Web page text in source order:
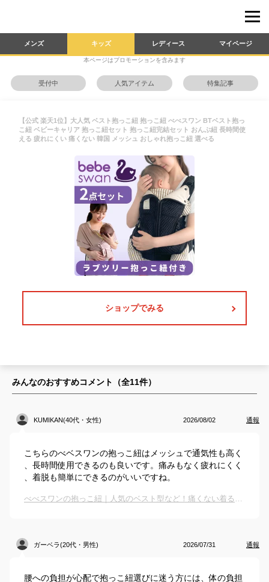
メンズ キッズ レディース マイページ
本ページはプロモーションを含みます
受付中 人気アイテム 特集記事
【公式 楽天1位】大人気 ベスト抱っこ紐 抱っこ紐 べべスワン BTベスト抱っ
こ紐 ベビーキャリア 抱っこ紐セット 抱っこ紐完結セット おんぶ紐 長時間使
える 疲れにくい 痛くない 韓国 メッシュ おしゃれ抱っこ紐 選べる
ショップでみる
みんなのおすすめコメント（全11件）
KUMIKAN(40代・女性) 2026/08/02 通報
こちらのべベスワンの抱っこ紐はメッシュで通気性も高く
、長時間使用できるのも良いです。痛みもなく疲れにくく
、着脱も簡単にできるのがいいですね。
べべスワンの抱っこ紐｜人気のベスト型など！痛くない着るタイプの抱っこ紐のおすすめは？
ガーベラ(20代・男性) 2026/07/31 通報
腰への負担が心配で抱っこ紐選びに迷う方には、体の負担